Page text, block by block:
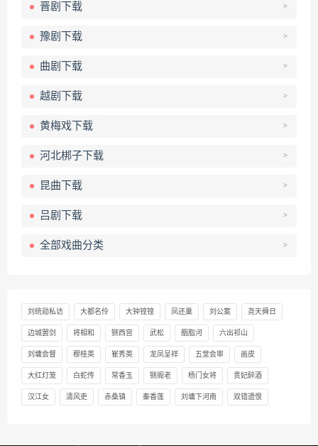
晋剧下载 >
豫剧下载 >
曲剧下载 >
越剧下载 >
黄梅戏下载 >
河北梆子下载 >
昆曲下载 >
吕剧下载 >
全部戏曲分类 >
刘统勋私访 大都名伶 大钟锽锽 凤还巢 刘公案 尧天舜日
边城罢剑 将相和 铡西宫 武松 胭脂河 六出祁山
刘墉会督 穆桂英 崔秀英 龙凤呈祥 五堂会审 画皮
大红灯笼 白蛇传 常香玉 铡阁老 杨门女将 贵妃醉酒
汉江女 清风吏 赤桑镇 秦香莲 刘墉下河南 双错遗恨